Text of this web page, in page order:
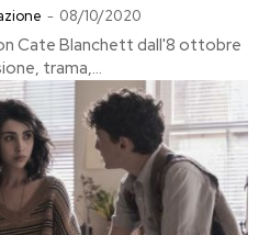
- 08/10/2020
Cate Blanchett dall'8 ottobre
trama,...